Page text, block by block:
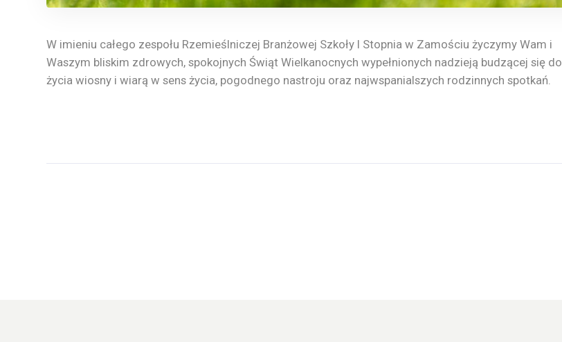
W imieniu całego zespołu Rzemieślniczej Branżowej Szkoły I Stopnia w Zamościu życzymy Wam i
Waszym bliskim zdrowych, spokojnych Świąt Wielkanocnych wypełnionych nadzieją budzącej się do
życia wiosny i wiarą w sens życia, pogodnego nastroju oraz najwspanialszych rodzinnych spotkań.